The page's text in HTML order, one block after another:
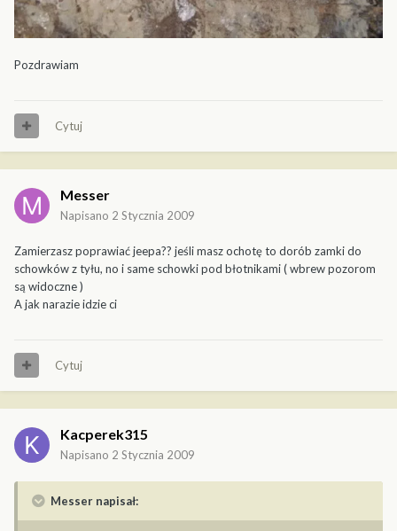
Pozdrawiam
Cytuj
Messer
Napisano 2 Stycznia 2009
Zamierzasz poprawiać jeepa?? jeśli masz ochotę to dorób zamki do
schowków z tyłu, no i same schowki pod błotnikami ( wbrew pozorom
są widoczne )
A jak narazie idzie ci
Cytuj
Kacperek315
Napisano 2 Stycznia 2009
Messer napisał: